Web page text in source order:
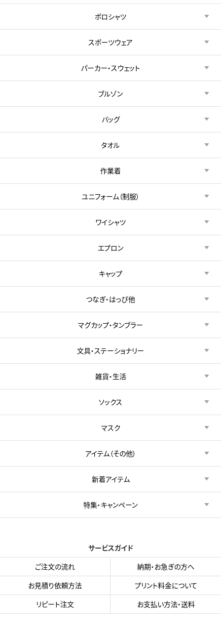
ポロシャツ
スポーツウェア
パーカー・スウェット
ブルゾン
バッグ
タオル
作業着
ユニフォーム（制服）
ワイシャツ
エプロン
キャップ
つなぎ・はっぴ他
マグカップ・タンブラー
文具・ステーショナリー
雑貨・生活
ソックス
マスク
アイテム（その他）
新着アイテム
特集・キャンペーン
サービスガイド
ご注文の流れ
納期・お急ぎの方へ
お見積り依頼方法
プリント料金について
リピート注文
お支払い方法・送料